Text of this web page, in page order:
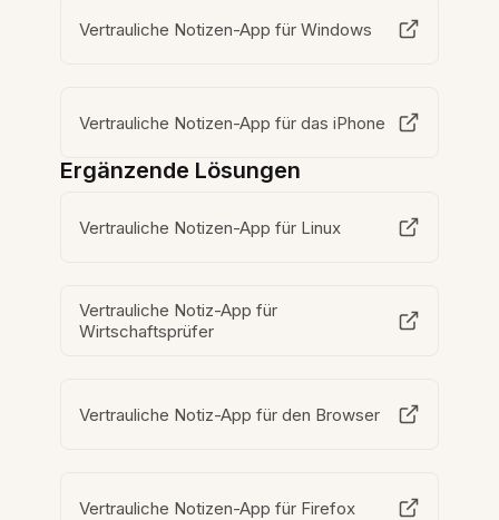
Vertrauliche Notizen-App für Windows
Vertrauliche Notizen-App für das iPhone
Ergänzende Lösungen
Vertrauliche Notizen-App für Linux
Vertrauliche Notiz-App für
Wirtschaftsprüfer
Vertrauliche Notiz-App für den Browser
Vertrauliche Notizen-App für Firefox